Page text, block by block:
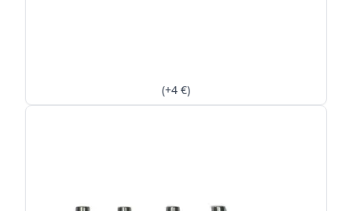
(+4 €)